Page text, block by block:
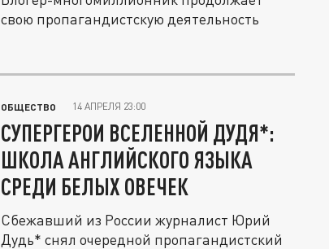
свою пропагандистскую деятельность
ОБЩЕСТВО 14 АПРЕЛЯ 23:00
СУПЕРГЕРОИ ВСЕЛЕННОЙ ДУДЯ*:
ШКОЛА АНГЛИЙСКОГО ЯЗЫКА
СРЕДИ БЕЛЫХ ОВЕЧЕК
Сбежавший из России журналист Юрий
Дудь* снял очередной пропагандистский